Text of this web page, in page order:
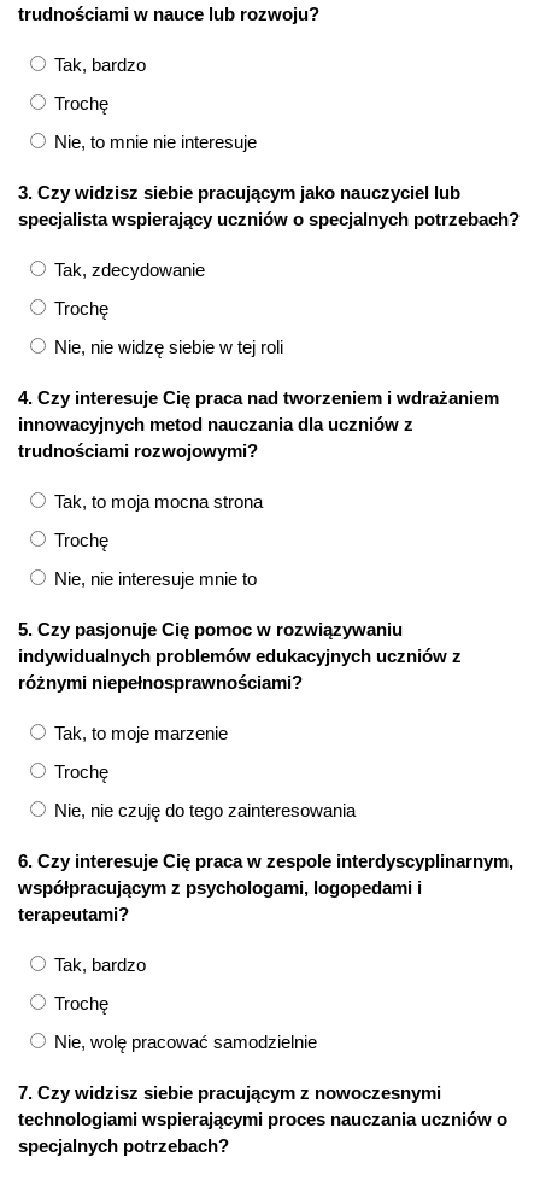
trudnościami w nauce lub rozwoju?
Tak, bardzo
Trochę
Nie, to mnie nie interesuje
3. Czy widzisz siebie pracującym jako nauczyciel lub
specjalista wspierający uczniów o specjalnych potrzebach?
Tak, zdecydowanie
Trochę
Nie, nie widzę siebie w tej roli
4. Czy interesuje Cię praca nad tworzeniem i wdrażaniem
innowacyjnych metod nauczania dla uczniów z
trudnościami rozwojowymi?
Tak, to moja mocna strona
Trochę
Nie, nie interesuje mnie to
5. Czy pasjonuje Cię pomoc w rozwiązywaniu
indywidualnych problemów edukacyjnych uczniów z
różnymi niepełnosprawnościami?
Tak, to moje marzenie
Trochę
Nie, nie czuję do tego zainteresowania
6. Czy interesuje Cię praca w zespole interdyscyplinarnym,
współpracującym z psychologami, logopedami i
terapeutami?
Tak, bardzo
Trochę
Nie, wolę pracować samodzielnie
7. Czy widzisz siebie pracującym z nowoczesnymi
technologiami wspierającymi proces nauczania uczniów o
specjalnych potrzebach?